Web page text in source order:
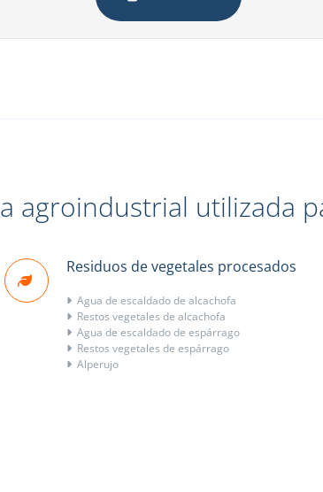
agroindustrial utilizada
Residuos de vegetales procesados
Agua de escaldado de alcachofa
Restos vegetales de alcachofa
Agua de escaldado de espárrago
Restos vegetales de espárrago
Alperujo